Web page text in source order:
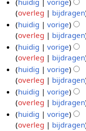
e
n
v
a
t
t
i
n
g
a
m
e
n
v
a
t
t
i
n
g
s
s
a
m
e
n
v
a
t
t
i
n
n
g
s
s
a
m
e
n
v
a
t
t
k
i
n
g
s
s
a
m
e
n
v
a
8
e
r
k
i
n
g
s
s
a
m
e
n
e
w
e
r
k
i
n
g
s
s
a
m
0
8
n
b
e
w
e
r
k
i
n
g
s
s
e
e
n
b
e
w
e
r
k
i
n
huidig vorige
overleg
bijdragen
G
e
e
n
b
e
w
e
r
k
huidig vorige
overleg
bijdragen
G
e
e
n
b
e
w
e
huidig vorige
overleg
bijdragen
G
e
e
n
b
e
huidig vorige
overleg
bijdragen
G
e
e
n
huidig vorige
overleg
bijdragen
G
e
huidig vorige
overleg
bijdragen